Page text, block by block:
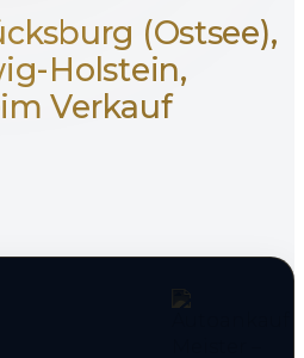
(Ostsee),
Holstein,
Verkauf